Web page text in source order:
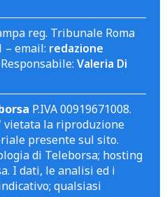
reg. Tribunale Roma
– email: redazione
Valeria Di
P.IVA 00919671008.
la riproduzione
presente sul sito.
di Teleborsa; hosting
I dati, le analisi ed i
qualsiasi